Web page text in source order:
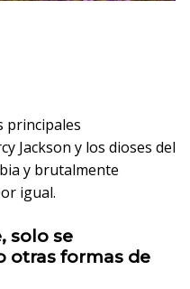
principales
Jackson y los dioses del
y brutalmente
igual.
solo se
otras formas de